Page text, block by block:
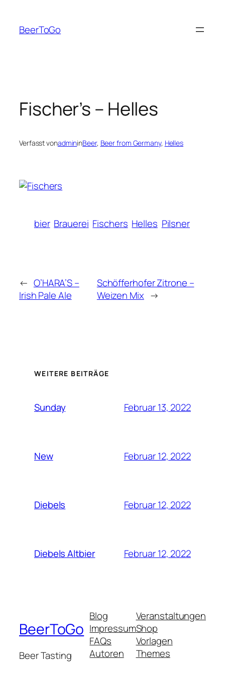
springen
BeerToGo
Fischer’s – Helles
Verfasst vonadmininBeer, Beer from Germany, Helles
bier Brauerei Fischers Helles Pilsner
← O’HARA’S –
Irish Pale Ale
Schöfferhofer Zitrone –
Weizen Mix →
WEITERE BEITRÄGE
Sunday Februar 13, 2022
New Februar 12, 2022
Diebels Februar 12, 2022
Diebels Altbier Februar 12, 2022
BeerToGo
Beer Tasting
Blog
Impressum
FAQs
Autoren
Veranstaltungen
Shop
Vorlagen
Themes